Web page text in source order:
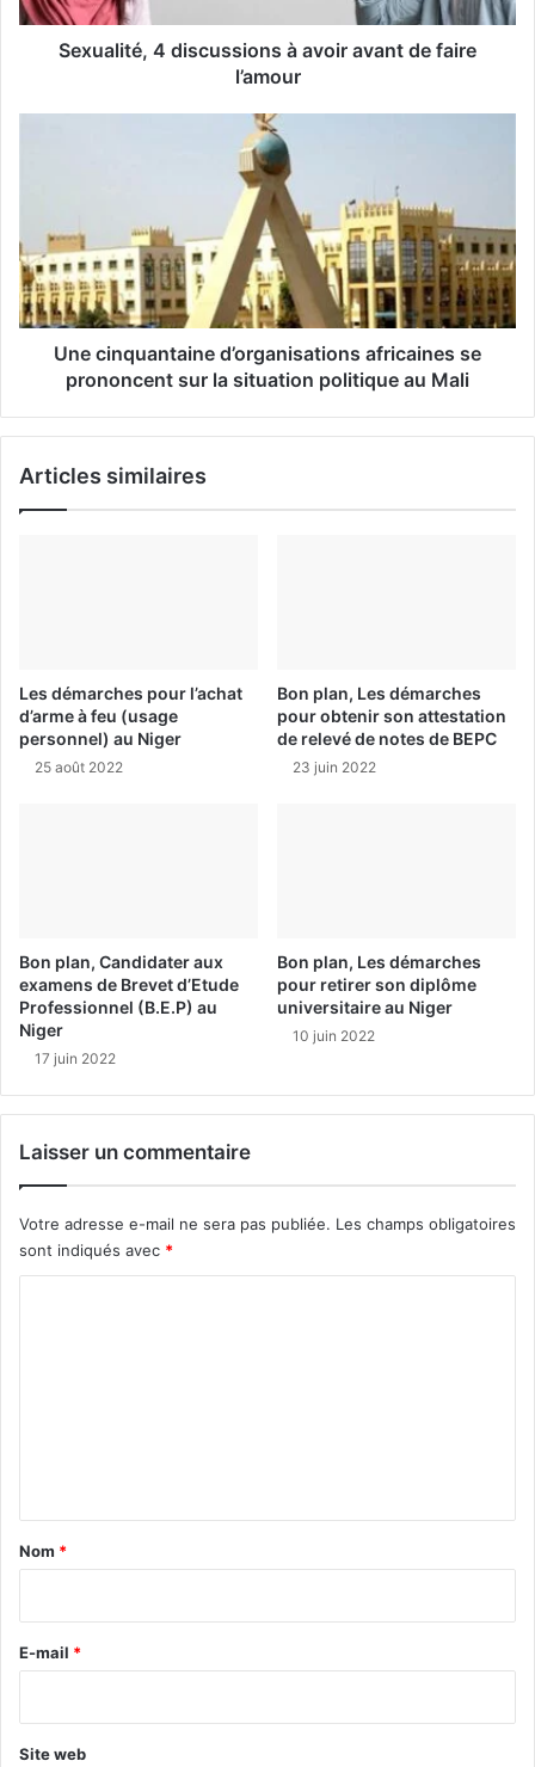
s
Sexualité, 4 discussions à avoir avant de faire
l’amour
Une cinquantaine d’organisations africaines se
prononcent sur la situation politique au Mali
Articles similaires
Les démarches pour l’achat
d’arme à feu (usage
personnel) au Niger
25 août 2022
Bon plan, Les démarches
pour obtenir son attestation
de relevé de notes de BEPC
23 juin 2022
Bon plan, Candidater aux
examens de Brevet d’Etude
Professionnel (B.E.P) au
Niger
17 juin 2022
Bon plan, Les démarches
pour retirer son diplôme
universitaire au Niger
10 juin 2022
Laisser un commentaire
Votre adresse e-mail ne sera pas publiée. Les champs obligatoires
sont indiqués avec *
a
e
Nom *
E-mail *
Site web